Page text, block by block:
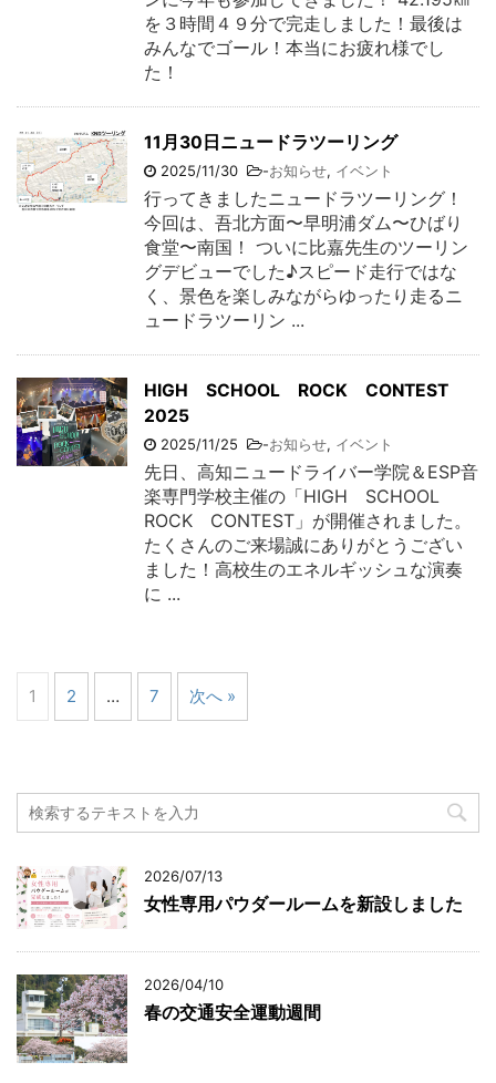
を３時間４９分で完走しました！最後は
みんなでゴール！本当にお疲れ様でし
た！
11月30日ニュードラツーリング
2025/11/30 -お知らせ, イベント
行ってきましたニュードラツーリング！
今回は、吾北方面〜早明浦ダム〜ひばり
食堂〜南国！ ついに比嘉先生のツーリン
グデビューでした♪スピード走行ではな
く、景色を楽しみながらゆったり走るニ
ュードラツーリン ...
HIGH SCHOOL ROCK CONTEST
2025
2025/11/25 -お知らせ, イベント
先日、高知ニュードライバー学院＆ESP音
楽専門学校主催の「HIGH SCHOOL
ROCK CONTEST」が開催されました。
たくさんのご来場誠にありがとうござい
ました！高校生のエネルギッシュな演奏
に ...
1 2 … 7 次へ »
2026/07/13
女性専用パウダールームを新設しました
2026/04/10
春の交通安全運動週間